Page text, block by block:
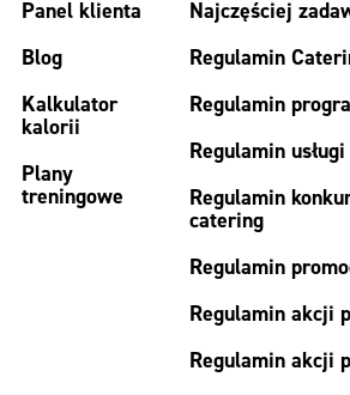
Panel klienta
Blog
Kalkulator
kalorii
Plany
treningowe
Najczęściej
Regulamin
Regulamin
Regulamin
Regulamin
catering
Regulamin
Regulamin akcji
Regulamin akcji